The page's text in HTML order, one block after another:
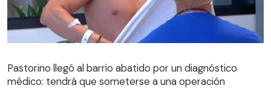
médico: tendrá que someterse a una operación
Pastorino llegó al barrio abatido por un diagnóstico
médico: tendrá que someterse a una operación